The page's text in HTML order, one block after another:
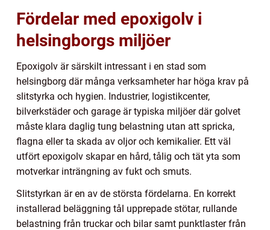
Fördelar med epoxigolv i
helsingborgs miljöer
Epoxigolv är särskilt intressant i en stad som
helsingborg där många verksamheter har höga krav på
slitstyrka och hygien. Industrier, logistikcenter,
bilverkstäder och garage är typiska miljöer där golvet
måste klara daglig tung belastning utan att spricka,
flagna eller ta skada av oljor och kemikalier. Ett väl
utfört epoxigolv skapar en hård, tålig och tät yta som
motverkar inträngning av fukt och smuts.
Slitstyrkan är en av de största fördelarna. En korrekt
installerad beläggning tål upprepade stötar, rullande
belastning från truckar och bilar samt punktlaster från